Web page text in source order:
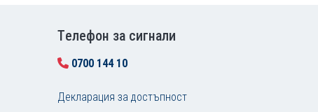
Tелефон за сигнали
0700 144 10
Декларация за достъпност